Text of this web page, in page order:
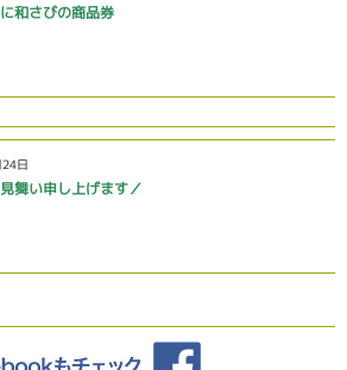
和さびの商品券
日
舞い申し上げます／